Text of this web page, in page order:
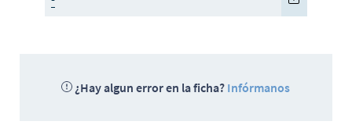
¿Hay algun error en la ficha? Infórmanos